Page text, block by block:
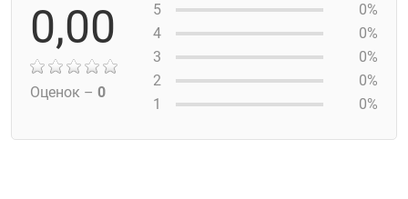
0,00
Оценок – 0
5
0%
4
0%
3
0%
2
0%
1
0%